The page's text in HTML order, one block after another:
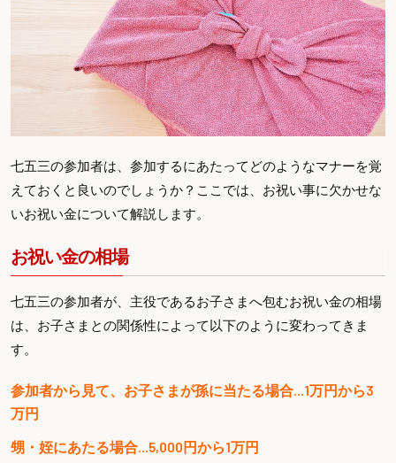
七五三の参加者は、参加するにあたってどのようなマナーを覚
えておくと良いのでしょうか？ここでは、お祝い事に欠かせな
いお祝い金について解説します。
お祝い金の相場
七五三の参加者が、主役であるお子さまへ包むお祝い金の相場
は、お子さまとの関係性によって以下のように変わってきま
す。
参加者から見て、お子さまが孫に当たる場合…1万円から3
万円
甥・姪にあたる場合…5,000円から1万円